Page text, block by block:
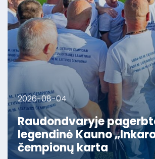
2026-08-04
Raudondvaryje
legendinė Kauno
čempionų karta